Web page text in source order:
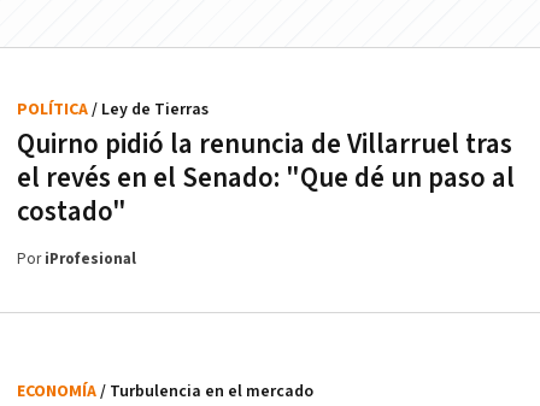
Quirno pidió la renuncia de Villarruel tras
el revés en el Senado: "Que dé un paso al
costado"
POLÍTICA/ Ley de Tierras
PoriProfesional
ECONOMÍA/ Turbulencia en el mercado